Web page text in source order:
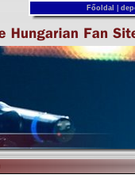
Főoldal